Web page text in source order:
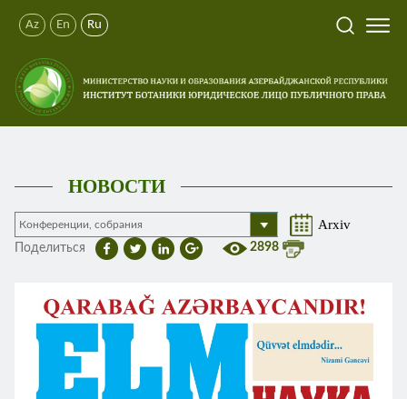
Az En Ru
НОВОСТИ
Arxiv
Поделиться 2898